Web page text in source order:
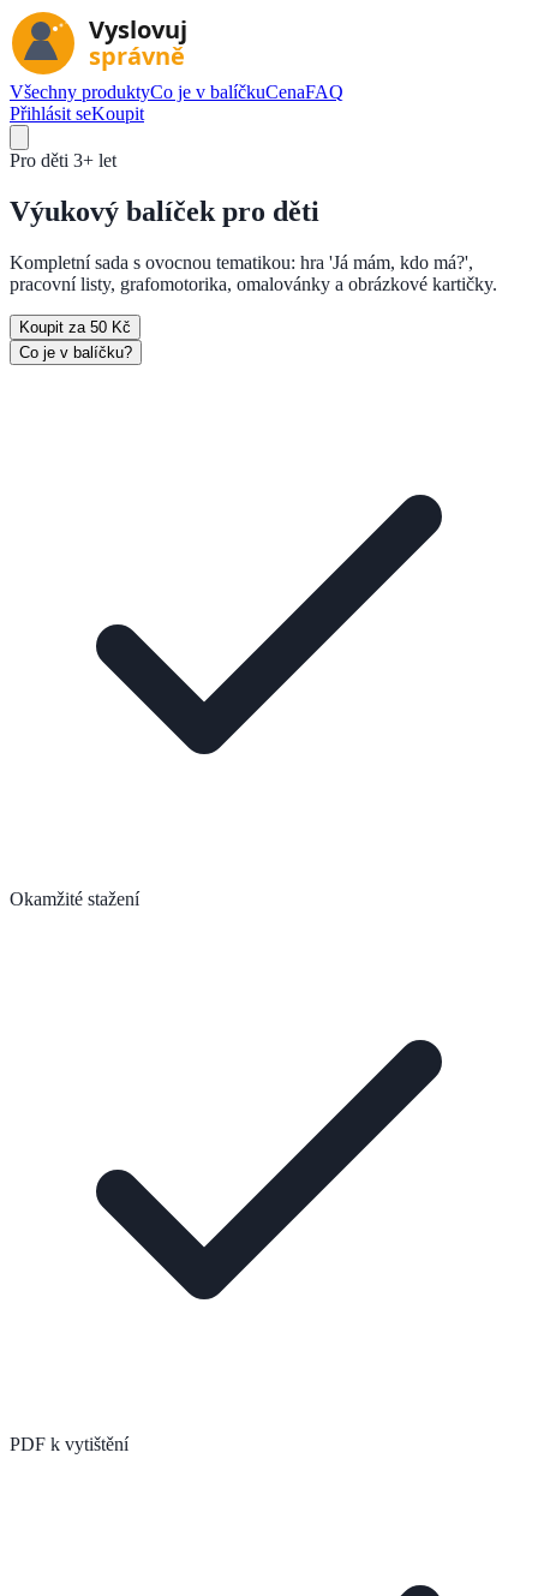
Všechny produktyCo je v balíčkuCenaFAQ
Přihlásit seKoupit
Pro děti 3+ let
Výukový balíček pro děti
Kompletní sada s ovocnou tematikou: hra 'Já mám, kdo má?',
pracovní listy, grafomotorika, omalovánky a obrázkové kartičky.
Koupit za 50 Kč
Co je v balíčku?
Okamžité stažení
PDF k vytištění